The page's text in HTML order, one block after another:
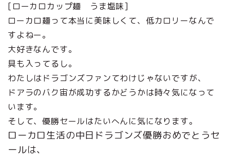
[ローカロカップ麺 うま塩味]
ローカロ麺って本当に美味しくて、低カロリーなんで
すよねー。
大好きなんです。
具も入ってるし。
わたしはドラゴンズファンてわけじゃないですが、
ドアラのバク宙が成功するかどうかは時々気になって
います。
そして、優勝セールはたいへんに気になります。
ローカロ生活の中日ドラゴンズ優勝おめでとうセ
ールは、